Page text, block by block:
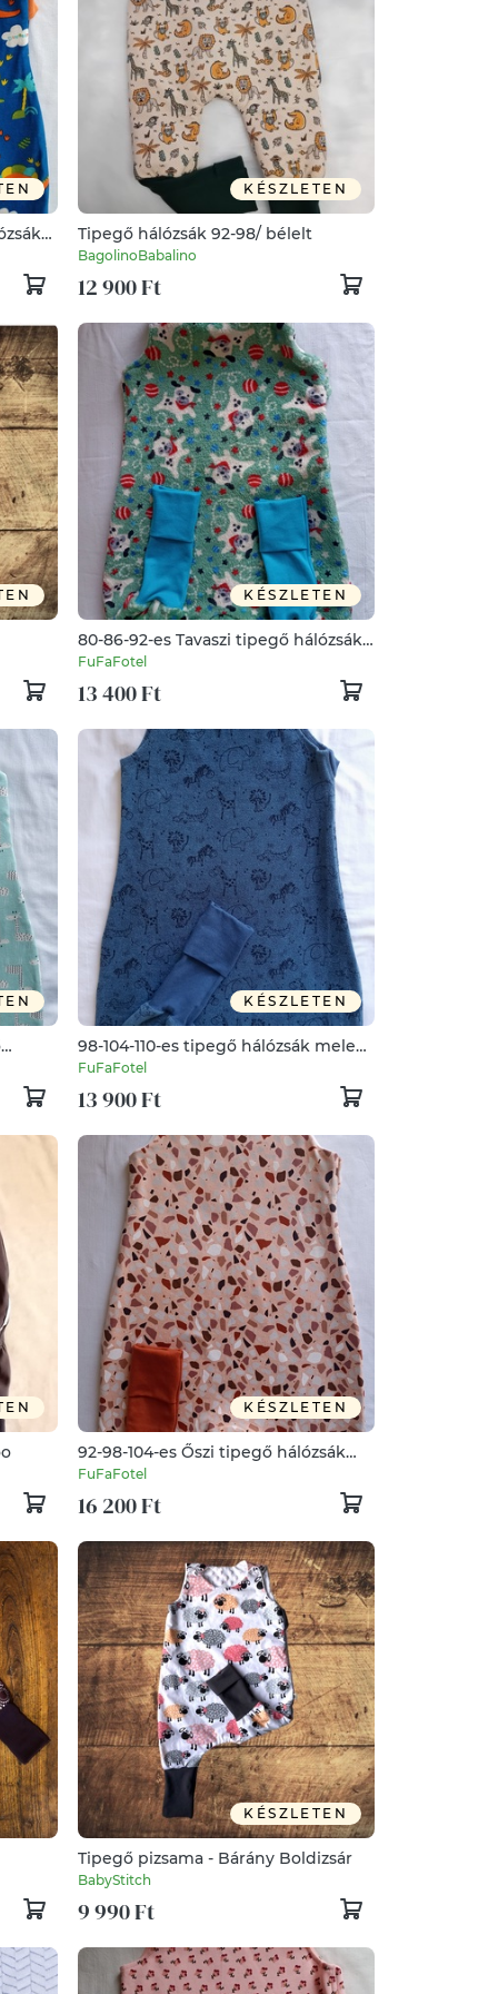
KÉSZLETEN
Tipegő hálózsák 92-98/ bélelt
BagolinoBabalino
12 900 Ft
KÉSZLETEN
80-86-92-es Tavaszi tipegő hálózsák
wellsoft zöld kutyás
FuFaFotel
13 400 Ft
KÉSZLETEN
98-104-110-es tipegő hálózsák meleg
szobába 23-25 fok
FuFaFotel
13 900 Ft
KÉSZLETEN
92-98-104-es Őszi tipegő hálózsák
kétrétegű pamut ÁTMENETI terrazzo
FuFaFotel
16 200 Ft
KÉSZLETEN
Tipegő pizsama - Bárány Boldizsár
BabyStitch
9 990 Ft